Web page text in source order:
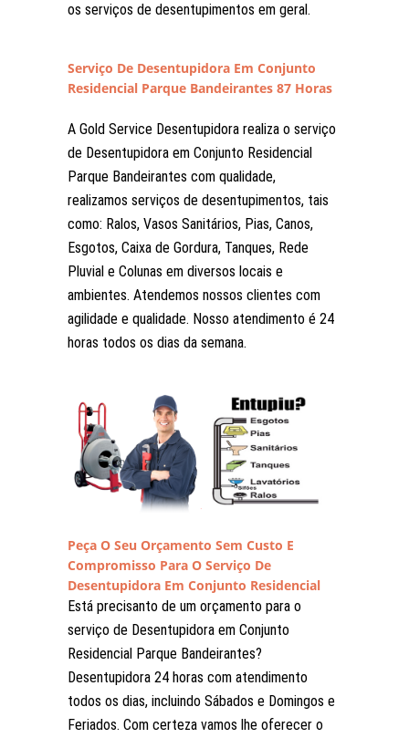
os serviços de desentupimentos em geral.
Serviço De Desentupidora Em Conjunto
Residencial Parque Bandeirantes 87 Horas
A Gold Service Desentupidora realiza o serviço
de Desentupidora em Conjunto Residencial
Parque Bandeirantes com qualidade,
realizamos serviços de desentupimentos, tais
como: Ralos, Vasos Sanitários, Pias, Canos,
Esgotos, Caixa de Gordura, Tanques, Rede
Pluvial e Colunas em diversos locais e
ambientes. Atendemos nossos clientes com
agilidade e qualidade. Nosso atendimento é 24
horas todos os dias da semana.
Peça O Seu Orçamento Sem Custo E
Compromisso Para O Serviço De
Desentupidora Em Conjunto Residencial
Parque Bandeirantes
Está precisanto de um orçamento para o
serviço de Desentupidora em Conjunto
Residencial Parque Bandeirantes?
Desentupidora 24 horas com atendimento
todos os dias, incluindo Sábados e Domingos e
Feriados. Com certeza vamos lhe oferecer o